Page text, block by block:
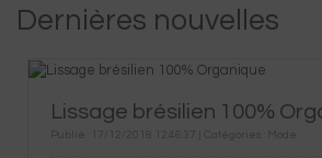
Dernières nouvelles
Lissage brésilien 100%
Publié : 17/12/2018 12:46:37 | Catégories :